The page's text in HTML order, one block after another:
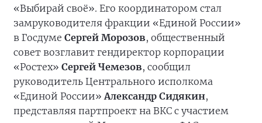
«Выбирай своё». Его координатором стал
замруководителя фракции «Единой России»
в Госдуме Сергей Морозов, общественный
совет возглавит гендиректор корпорации
«Ростех» Сергей Чемезов, сообщил
руководитель Центрального исполкома
«Единой России»Александр Сидякин,
представляя партпроект на ВКС с участием